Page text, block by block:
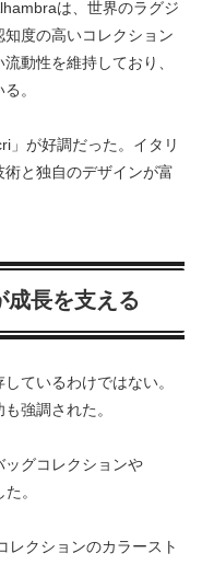
は、世界のラグジ
度の高いコレクション
動性を維持しており、
。
」が好調だった。イタリ
と独自のデザインが富
成長を支える
ているわけではない。
強調された。
グコレクションや
。
レクションのカラースト